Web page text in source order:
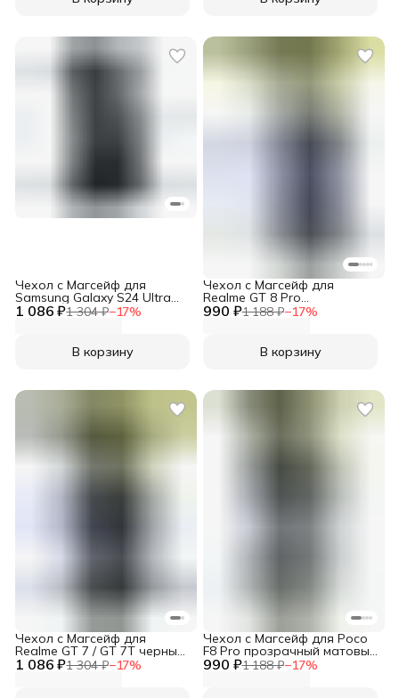
1 086 ₽1 304 ₽−17%
Чехол с Магсейф для
Samsung Galaxy S24 Ultra
прозрачный матовый с
В корзину
990 ₽1 188 ₽−17%
Чехол с Магсейф для
Realme GT 8 Pro
прозрачный матовый с
В корзину
1 086 ₽1 304 ₽−17%
Чехол с Магсейф для
Realme GT 7 / GT 7T черный
матовый с черным бортом 990 ₽1 188 ₽−17%
Чехол с Магсейф для Poco
F8 Pro прозрачный матовый
с черным бортом WLONS